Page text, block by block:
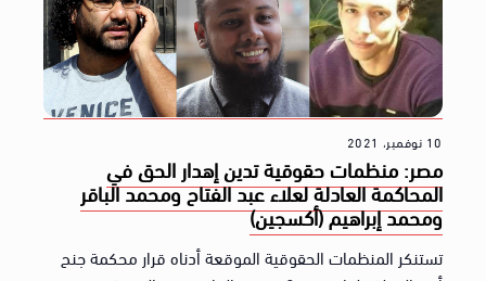
10 نوفمبر، 2021
مصر: منظمات حقوقية تدين إهدار الحق في
المحاكمة العادلة لعلاء عبد الفتاح ومحمد الباقر
ومحمد إبراهيم (أكسجين)
تستنكر المنظمات الحقوقية الموقعة أدناه قرار محكمة جنح